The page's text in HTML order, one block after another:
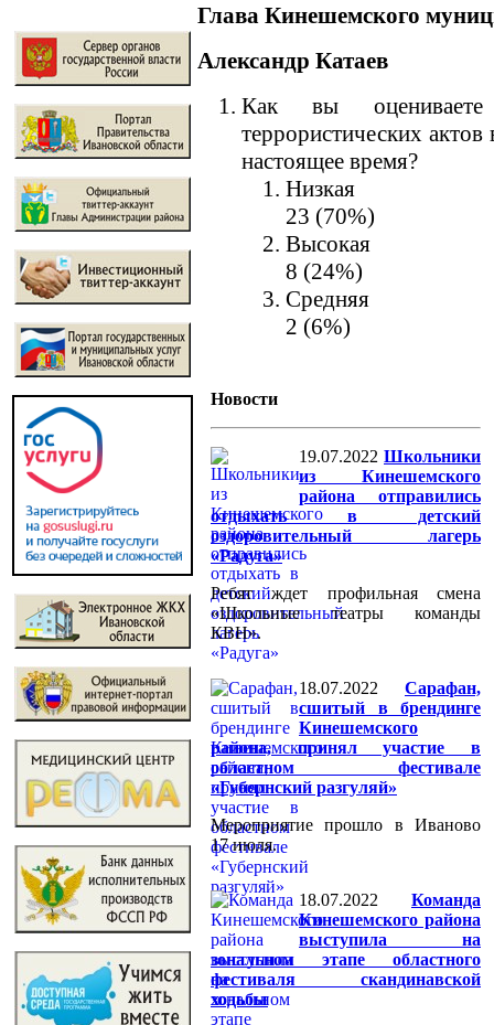
Глава Кинешемского
Александр Катаев
Как вы оцениваете
террористических
настоящее время?
Низкая
23 (70%)
Высокая
8 (24%)
Средняя
2 (6%)
Новости
19.07.2022 Школьники
из Кинешемского
района отправились
отдыхать в детский
оздоровительный лагерь
«Радуга»
Ребят ждет профильная смена
«Школьные театры команды
КВН».
18.07.2022
Сарафан,
сшитый в брендинге
Кинешемского
района, принял участие в
областном фестивале
«Губернский разгуляй»
Мероприятие прошло в Иваново
17 июля.
18.07.2022
Команда
Кинешемского района
выступила на
зональном этапе областного
фестиваля скандинавской
ходьбы